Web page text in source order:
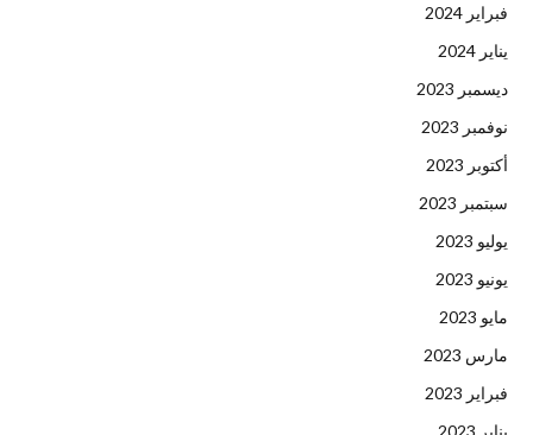
فبراير 2024
يناير 2024
ديسمبر 2023
نوفمبر 2023
أكتوبر 2023
سبتمبر 2023
يوليو 2023
يونيو 2023
مايو 2023
مارس 2023
فبراير 2023
يناير 2023